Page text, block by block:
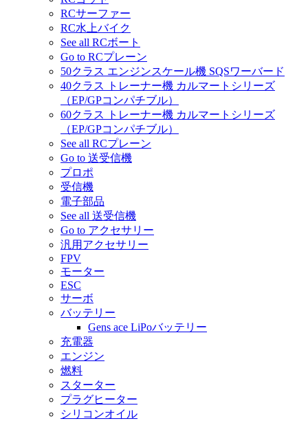
RCサーファー
RC水上バイク
See all RCボート
Go to RCプレーン
50クラス エンジンスケール機 SQSワーバード
40クラス トレーナー機 カルマートシリーズ
（EP/GPコンパチブル）
60クラス トレーナー機 カルマートシリーズ
（EP/GPコンパチブル）
See all RCプレーン
Go to 送受信機
プロポ
受信機
電子部品
See all 送受信機
Go to アクセサリー
汎用アクセサリー
FPV
モーター
ESC
サーボ
バッテリー
Gens ace LiPoバッテリー
充電器
エンジン
燃料
スターター
プラグヒーター
シリコンオイル